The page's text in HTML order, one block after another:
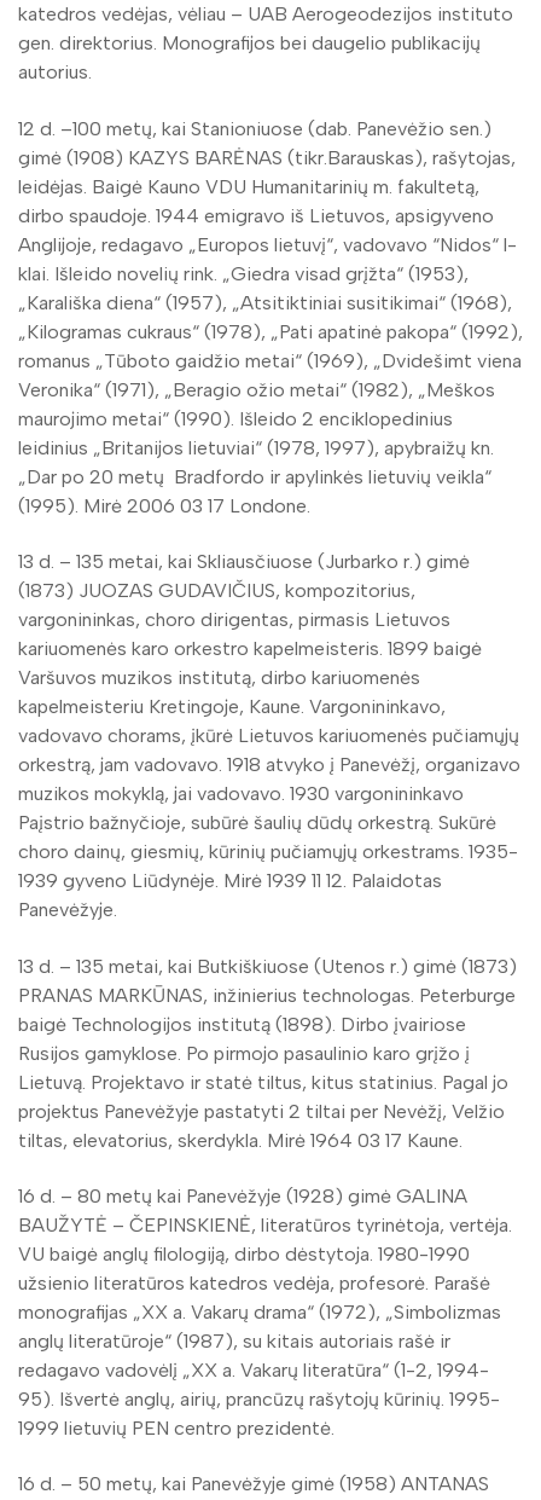
katedros vedėjas, vėliau – UAB Aerogeodezijos instituto
gen. direktorius. Monografijos bei daugelio publikacijų
autorius.
12 d. –100 metų, kai Stanioniuose (dab. Panevėžio sen.)
gimė (1908) KAZYS BARĖNAS (tikr.Barauskas), rašytojas,
leidėjas. Baigė Kauno VDU Humanitarinių m. fakultetą,
dirbo spaudoje. 1944 emigravo iš Lietuvos, apsigyveno
Anglijoje, redagavo „Europos lietuvį“, vadovavo “Nidos“ l-
klai. Išleido novelių rink. „Giedra visad grįžta“ (1953),
„Karališka diena“ (1957), „Atsitiktiniai susitikimai“ (1968),
„Kilogramas cukraus“ (1978), „Pati apatinė pakopa“ (1992),
romanus „Tūboto gaidžio metai“ (1969), „Dvidešimt viena
Veronika“ (1971), „Beragio ožio metai“ (1982), „Meškos
maurojimo metai“ (1990). Išleido 2 enciklopedinius
leidinius „Britanijos lietuviai“ (1978, 1997), apybraižų kn.
„Dar po 20 metų Bradfordo ir apylinkės lietuvių veikla“
(1995). Mirė 2006 03 17 Londone.
13 d. – 135 metai, kai Skliausčiuose (Jurbarko r.) gimė
(1873) JUOZAS GUDAVIČIUS, kompozitorius,
vargonininkas, choro dirigentas, pirmasis Lietuvos
kariuomenės karo orkestro kapelmeisteris. 1899 baigė
Varšuvos muzikos institutą, dirbo kariuomenės
kapelmeisteriu Kretingoje, Kaune. Vargonininkavo,
vadovavo chorams, įkūrė Lietuvos kariuomenės pučiamųjų
orkestrą, jam vadovavo. 1918 atvyko į Panevėžį, organizavo
muzikos mokyklą, jai vadovavo. 1930 vargonininkavo
Paįstrio bažnyčioje, subūrė šaulių dūdų orkestrą. Sukūrė
choro dainų, giesmių, kūrinių pučiamųjų orkestrams. 1935-
1939 gyveno Liūdynėje. Mirė 1939 11 12. Palaidotas
Panevėžyje.
13 d. – 135 metai, kai Butkiškiuose (Utenos r.) gimė (1873)
PRANAS MARKŪNAS, inžinierius technologas. Peterburge
baigė Technologijos institutą (1898). Dirbo įvairiose
Rusijos gamyklose. Po pirmojo pasaulinio karo grįžo į
Lietuvą. Projektavo ir statė tiltus, kitus statinius. Pagal jo
projektus Panevėžyje pastatyti 2 tiltai per Nevėžį, Velžio
tiltas, elevatorius, skerdykla. Mirė 1964 03 17 Kaune.
16 d. – 80 metų kai Panevėžyje (1928) gimė GALINA
BAUŽYTĖ – ČEPINSKIENĖ, literatūros tyrinėtoja, vertėja.
VU baigė anglų filologiją, dirbo dėstytoja. 1980-1990
užsienio literatūros katedros vedėja, profesorė. Parašė
monografijas „XX a. Vakarų drama“ (1972), „Simbolizmas
anglų literatūroje“ (1987), su kitais autoriais rašė ir
redagavo vadovėlį „XX a. Vakarų literatūra“ (1-2, 1994-
95). Išvertė anglų, airių, prancūzų rašytojų kūrinių. 1995-
1999 lietuvių PEN centro prezidentė.
16 d. – 50 metų, kai Panevėžyje gimė (1958) ANTANAS